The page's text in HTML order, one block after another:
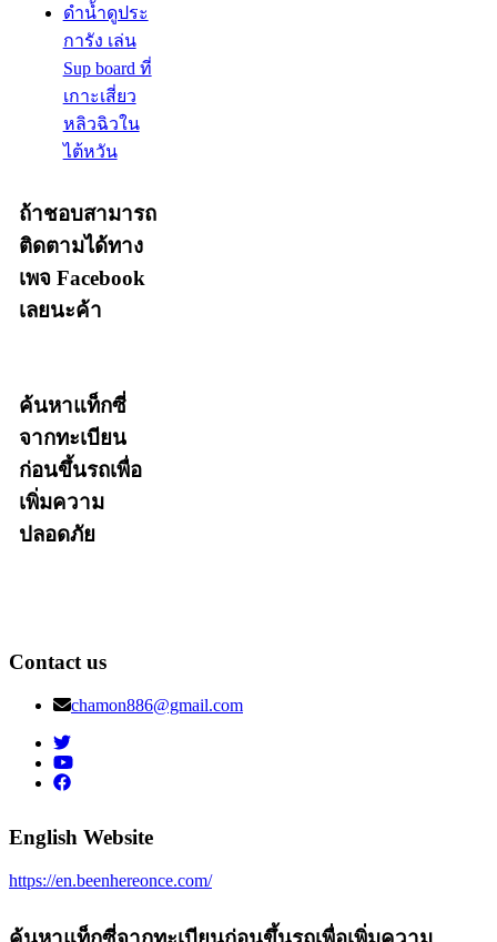
ดำน้ำดูประ
การัง เล่น
Sup board ที่
เกาะเสี่ยว
หลิวฉิวใน
ไต้หวัน
ถ้าชอบสามารถ
ติดตามได้ทาง
เพจ Facebook
เลยนะค้า
ค้นหาแท็กซี่
จากทะเบียน
ก่อนขึ้นรถเพื่อ
เพิ่มความ
ปลอดภัย
Contact us
chamon886@gmail.com
English Website
https://en.beenhereonce.com/